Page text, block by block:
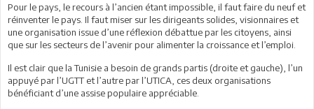
Pour le pays, le recours à l’ancien étant impossible, il faut faire du neuf et
réinventer le pays. Il faut miser sur les dirigeants solides, visionnaires et
une organisation issue d’une réflexion débattue par les citoyens, ainsi
que sur les secteurs de l’avenir pour alimenter la croissance et l’emploi.
Il est clair que la Tunisie a besoin de grands partis (droite et gauche), l’un
appuyé par l’UGTT et l’autre par l’UTICA, ces deux organisations
bénéficiant d’une assise populaire appréciable.